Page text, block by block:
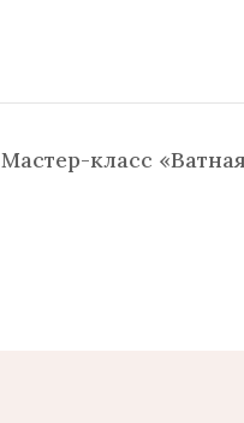
Мастер-класс